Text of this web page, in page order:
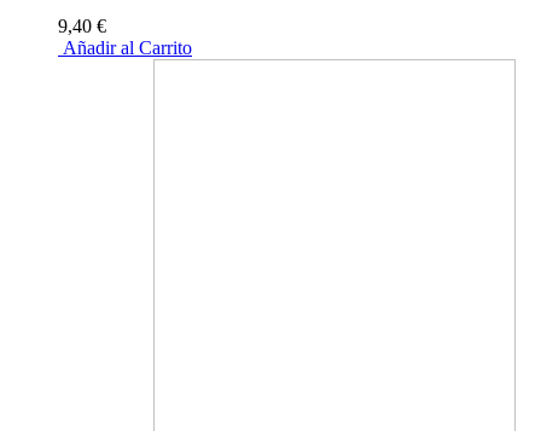
9,40 €
Añadir al Carrito